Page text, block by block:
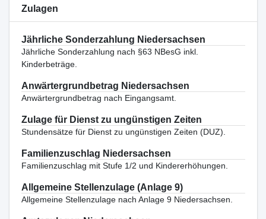
Zulagen
Jährliche Sonderzahlung Niedersachsen
Jährliche Sonderzahlung nach §63 NBesG inkl.
Kinderbeträge.
Anwärtergrundbetrag Niedersachsen
Anwärtergrundbetrag nach Eingangsamt.
Zulage für Dienst zu ungünstigen Zeiten
Stundensätze für Dienst zu ungünstigen Zeiten (DUZ).
Familienzuschlag Niedersachsen
Familienzuschlag mit Stufe 1/2 und Kindererhöhungen.
Allgemeine Stellenzulage (Anlage 9)
Allgemeine Stellenzulage nach Anlage 9 Niedersachsen.